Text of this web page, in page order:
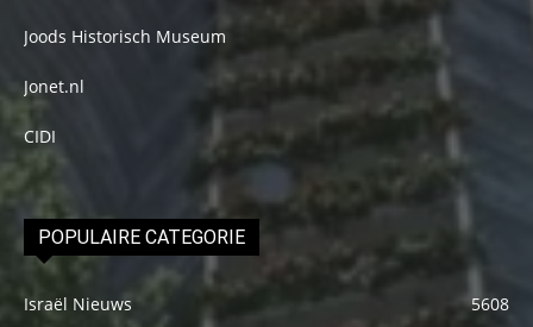
Joods Historisch Museum
Jonet.nl
CIDI
POPULAIRE CATEGORIE
Israël Nieuws
5608